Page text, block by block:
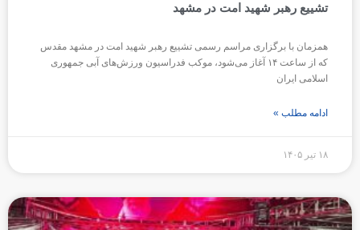
تشییع رهبر شهید امت در مشهد
همزمان با برگزاری مراسم رسمی تشییع رهبر شهید امت در مشهد مقدس
که از ساعت ۱۴ آغاز می‌شود، موکب فدراسیون ورزش‌های آبی جمهوری
اسلامی ایران
ادامه مطلب »
۱۸ تیر ۱۴۰۵